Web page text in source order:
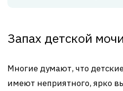
Запах детской
Многие думают, что
имеют неприятного, ярко